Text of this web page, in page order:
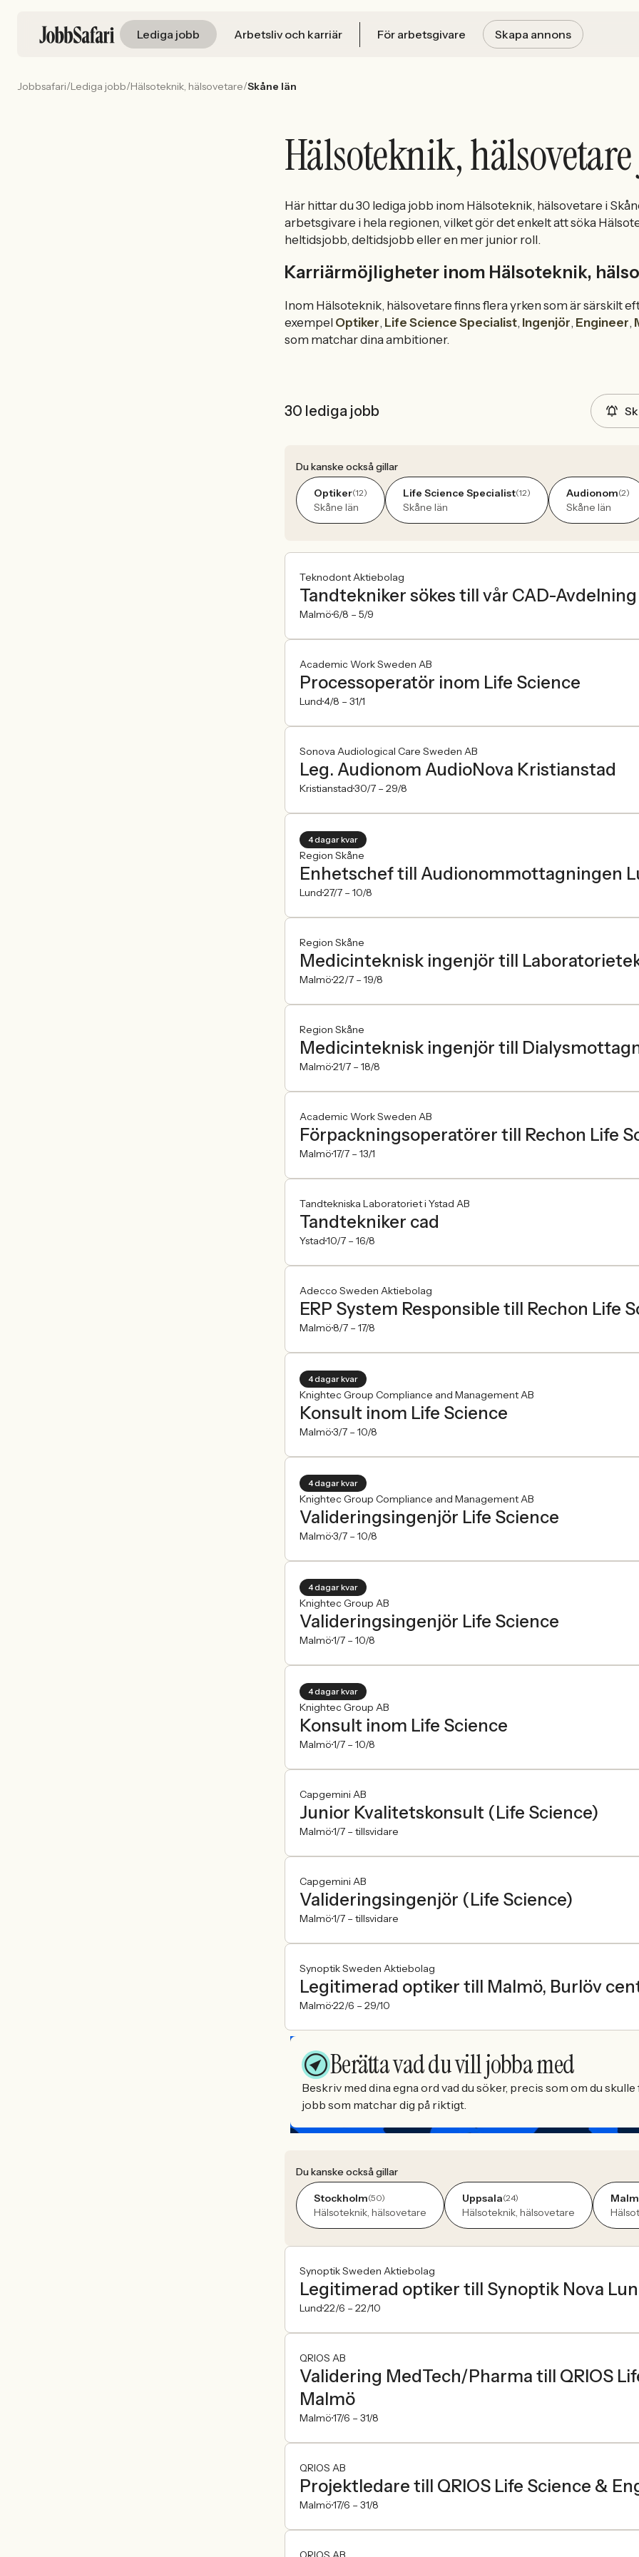
Lediga jobb Arbetsliv och karriär För arbetsgivare Skapa annons
Jobbsafari/Lediga jobb/Hälsoteknik, hälsovetare/Skåne län
Hälsoteknik,
Här hittar du 30 lediga jobb inom Hälsoteknik, hälsovetare i
arbetsgivare i hela regionen, vilket gör det enkelt att söka
heltidsjobb, deltidsjobb eller en mer junior roll.
Karriärmöjligheter inom Hälsoteknik,
Inom Hälsoteknik, hälsovetare finns flera yrken som är särskilt
exempel Optiker, Life Science Specialist, Ingenjör, Engineer,
som matchar dina ambitioner.
30 lediga jobb
Du kanske också gillar
Optiker(12)
Skåne län
Life Science Specialist(12)
Skåne län
Audionom(2)
Skåne län
Teknodont Aktiebolag
Tandtekniker sökes till vår CAD-Avdelning
Malmö6/8 – 5/9
Academic Work Sweden AB
Processoperatör inom Life Science
Lund4/8 – 31/1
Sonova Audiological Care Sweden AB
Leg. Audionom AudioNova Kristianstad
Kristianstad30/7 – 29/8
4 dagar kvar
Region Skåne
Enhetschef till Audionommottagningen
Lund27/7 – 10/8
Region Skåne
Medicinteknisk ingenjör till
Malmö22/7 – 19/8
Region Skåne
Medicinteknisk ingenjör till
Malmö21/7 – 18/8
Academic Work Sweden AB
Förpackningsoperatörer till Rechon Life
Malmö17/7 – 13/1
Tandtekniska Laboratoriet i Ystad AB
Tandtekniker cad
Ystad10/7 – 16/8
Adecco Sweden Aktiebolag
ERP System Responsible till Rechon Life
Malmö8/7 – 17/8
4 dagar kvar
Knightec Group Compliance and Management AB
Konsult inom Life Science
Malmö3/7 – 10/8
4 dagar kvar
Knightec Group Compliance and Management AB
Valideringsingenjör Life Science
Malmö3/7 – 10/8
4 dagar kvar
Knightec Group AB
Valideringsingenjör Life Science
Malmö1/7 – 10/8
4 dagar kvar
Knightec Group AB
Konsult inom Life Science
Malmö1/7 – 10/8
Capgemini AB
Junior Kvalitetskonsult (Life Science)
Malmö1/7 – tillsvidare
Capgemini AB
Valideringsingenjör (Life Science)
Malmö1/7 – tillsvidare
Synoptik Sweden Aktiebolag
Legitimerad optiker till Malmö, Burlöv
Malmö22/6 – 29/10
Berätta vad du vill jobba med
Beskriv med dina egna ord vad du söker, precis som om du
jobb som matchar dig på riktigt.
Du kanske också gillar
Stockholm(50)
Hälsoteknik, hälsovetare
Uppsala(24)
Hälsoteknik, hälsovetare
Synoptik Sweden Aktiebolag
Legitimerad optiker till Synoptik Nova
Lund22/6 – 22/10
QRIOS AB
Validering MedTech/Pharma till QRIOS
Malmö
Malmö17/6 – 31/8
QRIOS AB
Projektledare till QRIOS Life Science &
Malmö17/6 – 31/8